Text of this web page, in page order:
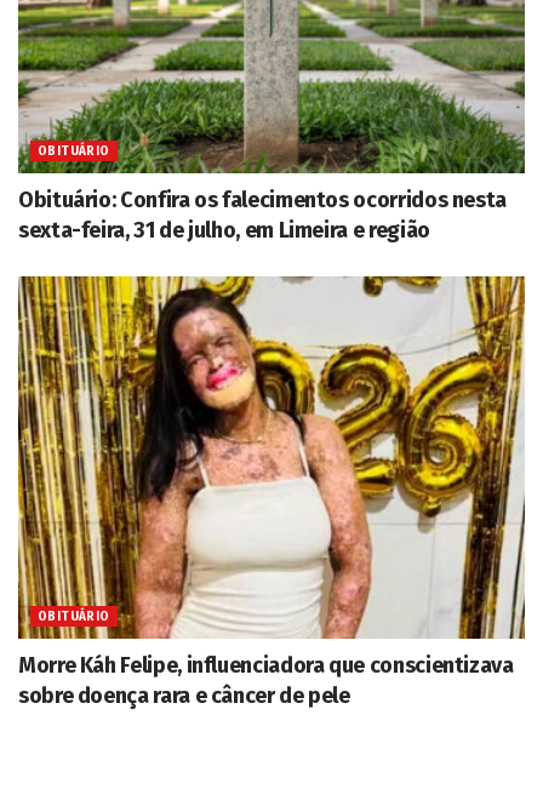
OBITUÁRIO
Obituário: Confira os falecimentos ocorridos nesta
sexta-feira, 31 de julho, em Limeira e região
OBITUÁRIO
Morre Káh Felipe, influenciadora que conscientizava
sobre doença rara e câncer de pele